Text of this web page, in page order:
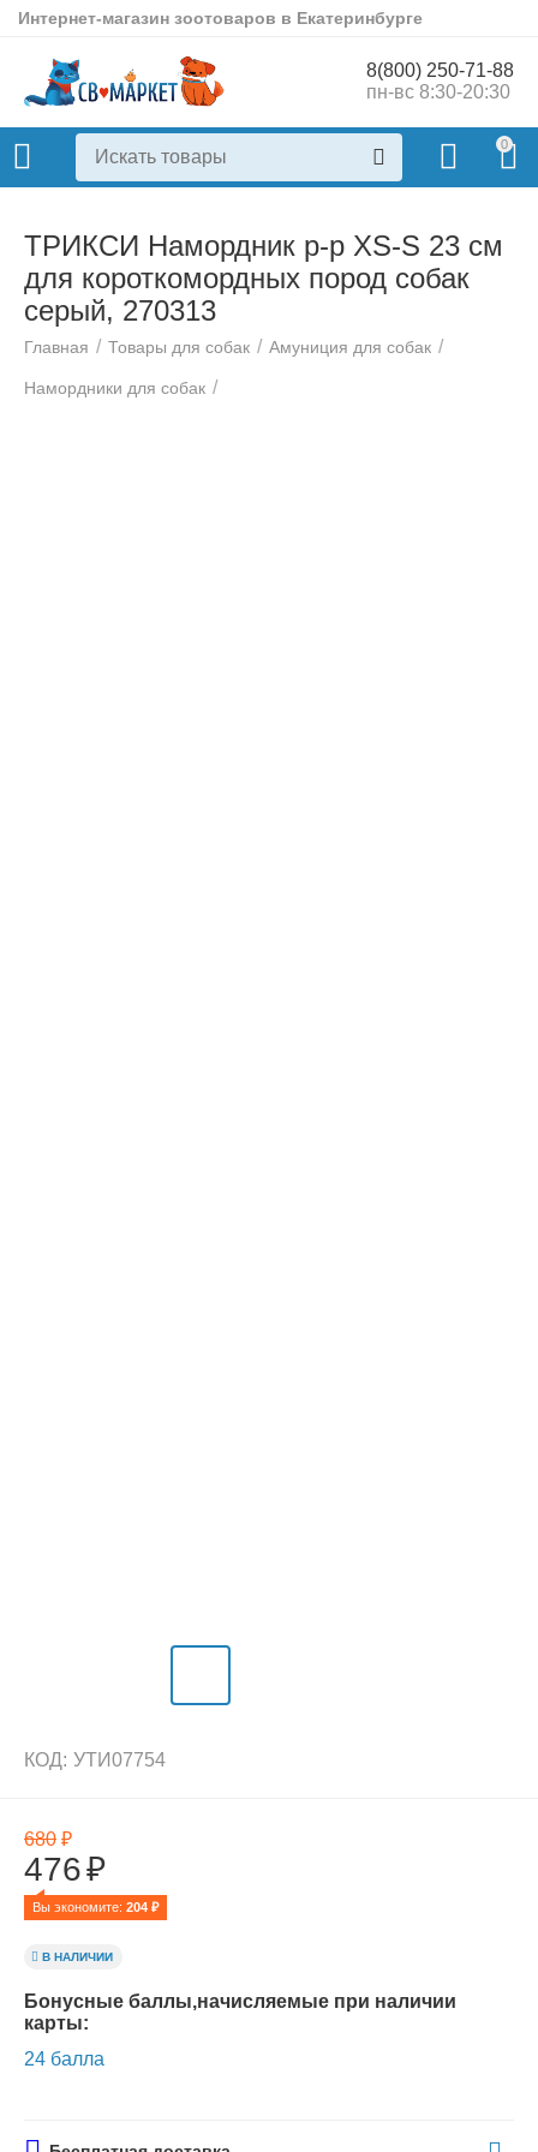
Интернет-магазин зоотоваров в Екатеринбурге
8(800) 250-71-88
пн-вс 8:30-20:30
0
ТРИКСИ Намордник р-р XS-S 23 см
для короткомордных пород собак
серый, 270313
Главная / Товары для собак / Амуниция для собак /
Намордники для собак /
КОД: УТИ07754
680 ₽
476₽
Вы экономите: 204 ₽
В НАЛИЧИИ
Бонусные баллы,начисляемые при наличии
карты:
24 балла